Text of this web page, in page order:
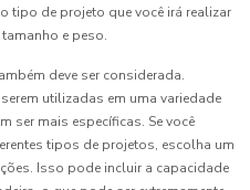
tipo de projeto que você irá realizar
e peso.
deve ser considerada.
utilizadas em uma variedade
ser mais específicas. Se você
tipos de projetos, escolha um
Isso pode incluir a capacidade